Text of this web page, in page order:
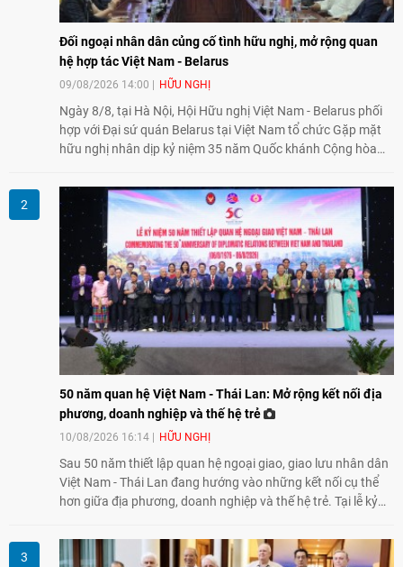
Đối ngoại nhân dân củng cố tình hữu nghị, mở rộng quan
hệ hợp tác Việt Nam - Belarus
09/08/2026 14:00 HỮU NGHỊ
Ngày 8/8, tại Hà Nội, Hội Hữu nghị Việt Nam - Belarus phối
hợp với Đại sứ quán Belarus tại Việt Nam tổ chức Gặp mặt
hữu nghị nhân dịp kỷ niệm 35 năm Quốc khánh Cộng hòa
nhân dân trong củng cố tình hữu nghị, mở rộng hợp tác thiết
thực và làm sâu sắc quan hệ Đối tác chiến lược Việt Nam -
Belarus.
50 năm quan hệ Việt Nam - Thái Lan: Mở rộng kết nối địa
phương, doanh nghiệp và thế hệ trẻ
10/08/2026 16:14 HỮU NGHỊ
Sau 50 năm thiết lập quan hệ ngoại giao, giao lưu nhân dân
Việt Nam - Thái Lan đang hướng vào những kết nối cụ thể
hơn giữa địa phương, doanh nghiệp và thế hệ trẻ. Tại lễ kỷ
tâm cho giai đoạn tới, từ kết nối kinh tế địa phương, doanh
nghiệp vừa và nhỏ đến đổi mới sáng tạo, chuyển đổi số và trí